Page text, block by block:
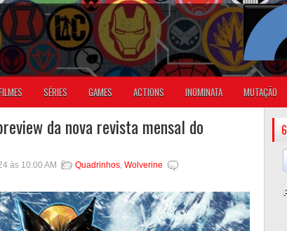
SÉRIES GAMES ACTIONS INOMINATA MUTAÇÃO
da nova revista mensal do
às 10:00 AM Quadrinhos, Wolverine